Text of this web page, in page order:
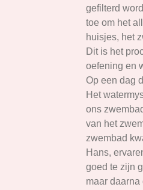
gefilterd
toe om het
huisjes, het
Dit is het
oefening en
Op een dag
Het
ons
van het
zwembad
Hans,
goed te zijn
maar